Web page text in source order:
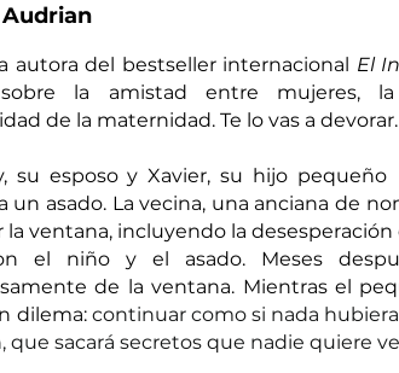
autora del bestseller internacional El
la amistad entre mujeres,
de la maternidad. Te lo vas a devorar.
su esposo y Xavier, su hijo pequeño
un asado. La vecina, una anciana de
la ventana, incluyendo la
el niño y el asado. Meses
de la ventana. Mientras el
dilema: continuar como si nada
sacará secretos que nadie quiere